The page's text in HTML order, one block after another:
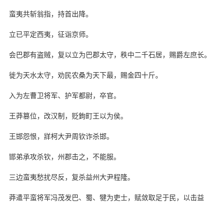
蛮夷共斩翁指，持首出降。
立已平定西夷，征诣京师。
会巴郡有盗贼，复以立为巴郡太守，秩中二千石居，赐爵左庶长。
徙为天水太守，劝民农桑为天下最，赐金四十斤。
入为左曹卫将军、护军都尉，卒官。
王莽篡位，改汉制，贬鉤町王以为侯。
王邯怨恨，牂柯大尹周钦诈杀邯。
邯弟承攻杀钦，州郡击之，不能服。
三边蛮夷愁扰尽反，复杀益州大尹程隆。
莽遣平蛮将军冯茂发巴、蜀、犍为吏士，赋敛取足于民，以击益